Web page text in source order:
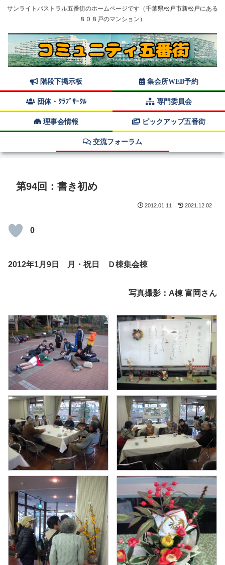
サンライトパストラル五番街のホームページです（千葉県松戸市新松戸にある
８０８戸のマンション）
階段下掲示板 集会所WEB予約
団体・ｸﾗﾌﾞｻｰｸﾙ 専門委員会
理事会情報 ピックアップ五番街
交流フォーラム
第94回：書き初め
2012.01.11 2021.12.02
0
2012年1月9日 月・祝日 Ｄ棟集会棟
写真撮影：A棟 富岡さん